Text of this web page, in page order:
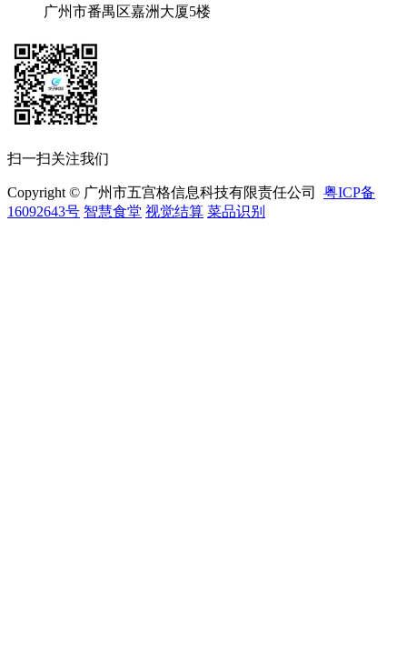
广州市番禺区嘉洲大厦5楼
扫一扫关注我们
Copyright © 广州市五宫格信息科技有限责任公司 粤ICP备
16092643号 智慧食堂 视觉结算 菜品识别